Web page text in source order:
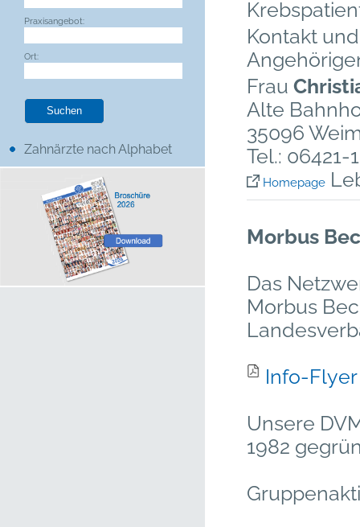
Praxisangebot:
Ort:
Zahnärzte nach Alphabet
Kontakt
Frau
Alte
35096
Tel.: 06421-
Homepage
Morbus
Das
Morbus
Info-
Unsere
1982